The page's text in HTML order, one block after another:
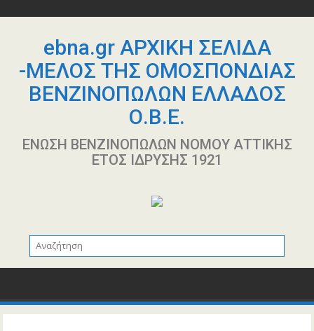
περιεχόμενοebna.gr ΑΡΧΙΚΗ ΣΕΛΙΔΑ
-ΜΕΛΟΣ ΤΗΣ ΟΜΟΣΠΟΝΔΙΑΣ
ΒΕΝΖΙΝΟΠΩΛΩΝ ΕΛΛΑΔΟΣ
Ο.Β.Ε.
ΕΝΩΣΗ ΒΕΝΖΙΝΟΠΩΛΩΝ ΝΟΜΟΥ ΑΤΤΙΚΗΣ
ΕΤΟΣ ΙΔΡΥΣΗΣ 1921